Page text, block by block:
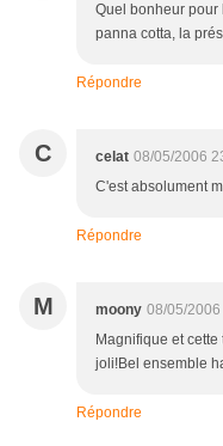
Quel bonheur pour
panna cotta, la
Répondre
C celat 08/05/2006
C'est absolument
Répondre
M moony 08/05/2006
Magnifique et
joli!Bel ensemble
Répondre